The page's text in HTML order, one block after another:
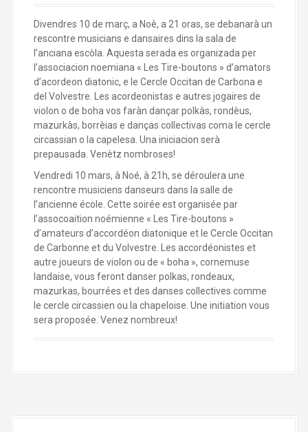
Divendres 10 de març, a Noè, a 21 oras, se debanarà un
rescontre musicians e dansaires dins la sala de
l’anciana escòla. Aquesta serada es organizada per
l’associacion noemiana « Les Tire-boutons » d’amators
d’acordeon diatonic, e le Cercle Occitan de Carbona e
del Volvestre. Les acordeonistas e autres jogaires de
violon o de boha vos faràn dançar polkàs, rondèus,
mazurkàs, borrèias e danças collectivas coma le cercle
circassian o la capelesa. Una iniciacion serà
prepausada. Venètz nombroses!
Vendredi 10 mars, à Noé, à 21h, se déroulera une
rencontre musiciens danseurs dans la salle de
l’ancienne école. Cette soirée est organisée par
l’assocoaition noémienne « Les Tire-boutons »
d’amateurs d’accordéon diatonique et le Cercle Occitan
de Carbonne et du Volvestre. Les accordéonistes et
autre joueurs de violon ou de « boha », cornemuse
landaise, vous feront danser polkas, rondeaux,
mazurkas, bourrées et des danses collectives comme
le cercle circassien ou la chapeloise. Une initiation vous
sera proposée. Venez nombreux!